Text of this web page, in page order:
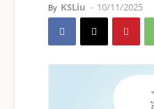
By KSLiu - 10/11/2025